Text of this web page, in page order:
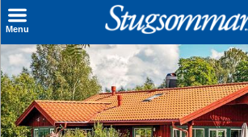
Menu
Sök stuga
Sista Minuten
Genvägar